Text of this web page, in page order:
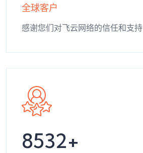
全球客户
感谢您们对飞云网络的信任和支持
8532